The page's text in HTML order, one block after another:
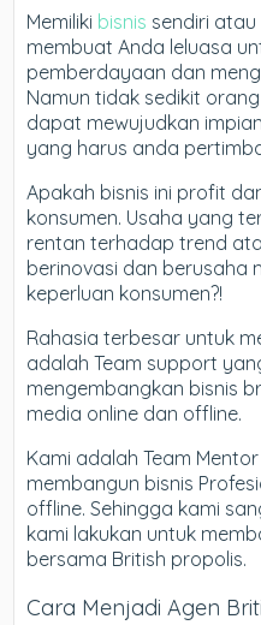
Memiliki bisnis sendiri
membuat Anda leluasa
pemberdayaan dan
Namun tidak sedikit
dapat mewujudkan
yang harus anda
Apakah bisnis ini profit
konsumen. Usaha yang
rentan terhadap trend
berinovasi dan berusaha
keperluan konsumen?!
Rahasia terbesar untuk
adalah Team support
mengembangkan bisnis
media online dan offline.
Kami adalah Team
membangun bisnis
offline. Sehingga kami
kami lakukan untuk
bersama British propolis.
Cara Menjadi Agen